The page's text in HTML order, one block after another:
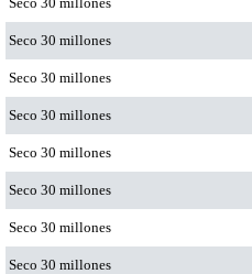
Seco 30 millones
Seco 30 millones
Seco 30 millones
Seco 30 millones
Seco 30 millones
Seco 30 millones
Seco 30 millones